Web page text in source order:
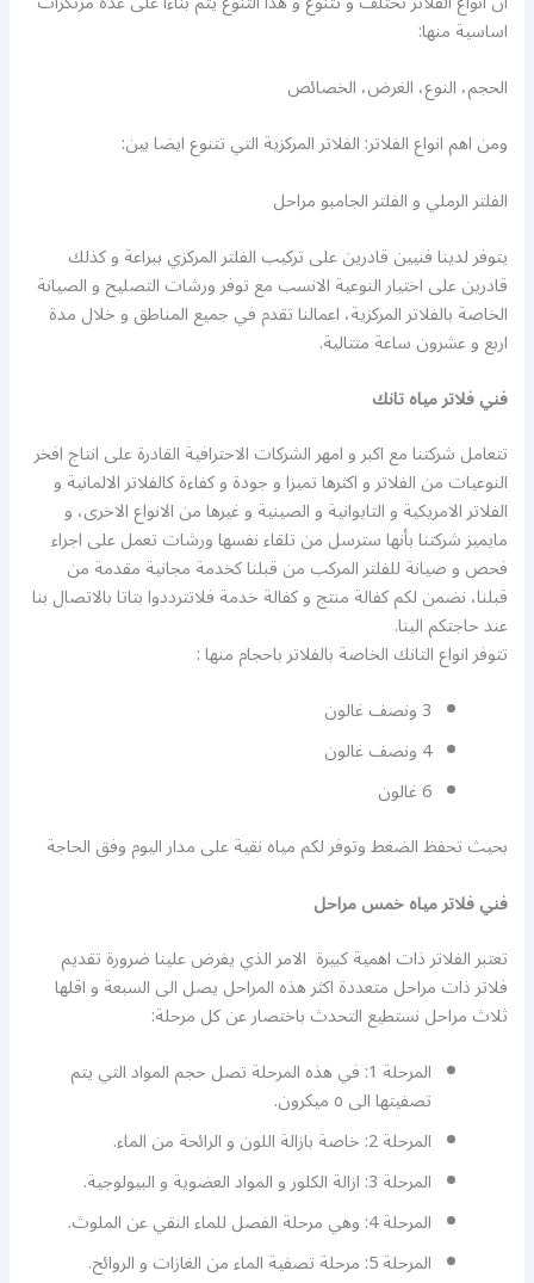
اساسية منها:
الحجم، النوع، الغرض، الخصائص
ومن اهم انواع الفلاتر: الفلاتر المركزية التي تتنوع ايضا بين:
الفلتر الرملي و الفلتر الجامبو مراحل
يتوفر لدينا فنيين قادرين على تركيب الفلتر المركزي ببراعة و كذلك
قادرين على اختيار النوعية الانسب مع توفر ورشات التصليح و الصيانة
الخاصة بالفلاتر المركزية، اعمالنا تقدم في جميع المناطق و خلال مدة
اربع و عشرون ساعة متتالية.
فني فلاتر مياه تانك
تتعامل شركتنا مع اكبر و امهر الشركات الاحترافية القادرة على انتاج افخر
النوعيات من الفلاتر و اكثرها تميزا و جودة و كفاءة كالفلاتر الالمانية و
الفلاتر الامريكية و التايوانية و الصينية و غيرها من الانواع الاخرى، و
مايميز شركتنا بأنها سترسل من تلقاء نفسها ورشات تعمل على اجراء
فحص و صيانة للفلتر المركب من قبلنا كخدمة مجانية مقدمة من
قبلنا، نضمن لكم كفالة منتج و كفالة خدمة فلاتترددوا بتاتا بالاتصال بنا
عند حاجتكم الينا.
تتوفر انواع التانك الخاصة بالفلاتر باحجام منها :
3 ونصف غالون
4 ونصف غالون
6 غالون
بحيث تحفظ الضغط وتوفر لكم مياه نقية على مدار اليوم وفق الحاجة
فني فلاتر مياه خمس مراحل
تعتبر الفلاتر ذات اهمية كبيرة الامر الذي يفرض علينا ضرورة تقديم
فلاتر ذات مراحل متعددة اكثر هذه المراحل يصل الى السبعة و اقلها
ثلاث مراحل نستطيع التحدث باختصار عن كل مرحلة:
المرحلة 1: في هذه المرحلة تصل حجم المواد التي يتم
تصفيتها الى ٥ ميكرون.
المرحلة 2: خاصة بازالة اللون و الرائحة من الماء.
المرحلة 3: ازالة الكلور و المواد العضوية و البيولوجية.
المرحلة 4: وهي مرحلة الفصل للماء النقي عن الملوث.
المرحلة 5: مرحلة تصفية الماء من الغازات و الروائح.